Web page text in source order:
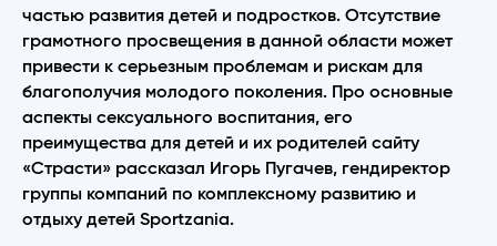
частью развития детей и подростков. Отсутствие
грамотного просвещения в данной области может
привести к серьезным проблемам и рискам для
благополучия молодого поколения. Про основные
аспекты сексуального воспитания, его
преимущества для детей и их родителей сайту
«Страсти» рассказал Игорь Пугачев, гендиректор
группы компаний по комплексному развитию и
отдыху детей Sportzania.